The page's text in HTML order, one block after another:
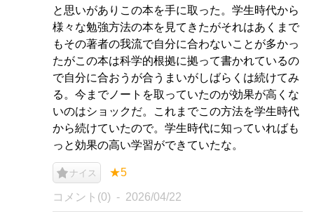
と思いがありこの本を手に取った。学生時代から
様々な勉強方法の本を見てきたがそれはあくまで
もその著者の我流で自分に合わないことが多かっ
たがこの本は科学的根拠に拠って書かれているの
で自分に合おうが合うまいがしばらくは続けてみ
る。今までノートを取っていたのが効果が高くな
いのはショックだ。これまでこの方法を学生時代
から続けていたので。学生時代に知っていればも
っと効果の高い学習ができていたな。
ナイス ★5
コメント(0) 2026/04/22